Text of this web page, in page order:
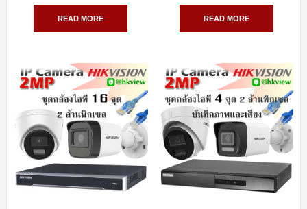
READ MORE READ MORE